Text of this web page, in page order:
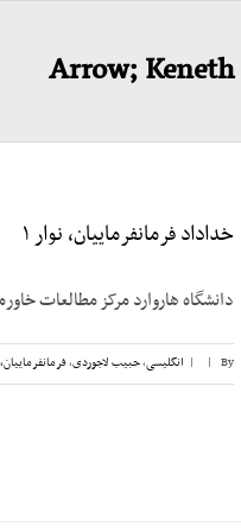
Arrow; Keneth
خداداد فرمانفرماییان، نوار ۱
دانشگاه هاروارد مرکز مطالعات
By
|
| انگلیسی,حبیب لاجوردی,